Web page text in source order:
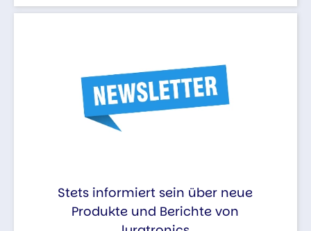
Stets informiert sein über neue
Produkte und Berichte von